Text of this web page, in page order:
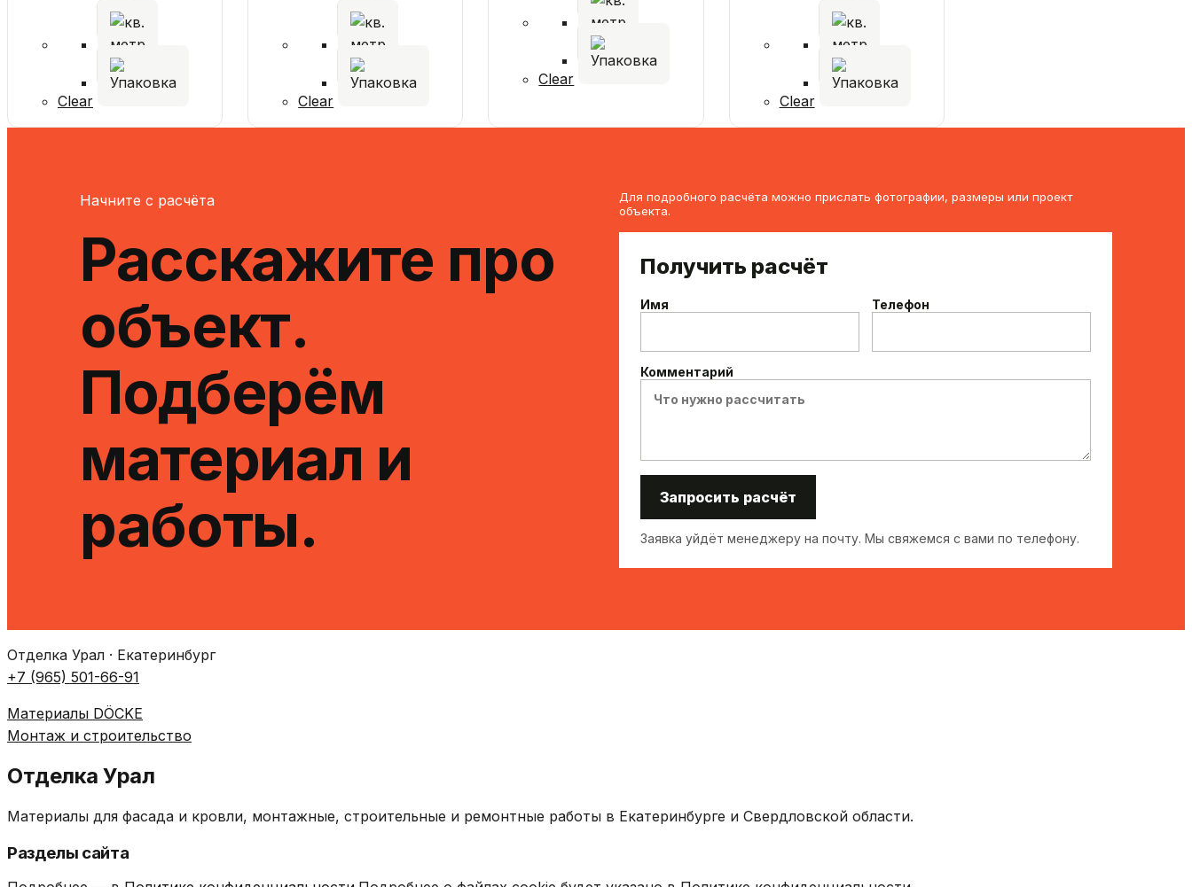
Clear Clear
Clear
Clear
Начните с расчёта
Расскажите про
объект.
Подберём
материал и
работы.
Для подробного расчёта можно прислать фотографии, размеры или проект
объекта.
Получить расчёт
Имя Телефон
Комментарий
Запросить расчёт
Заявка уйдёт менеджеру на почту. Мы свяжемся с вами по телефону.
Отделка Урал · Екатеринбург
+7 (965) 501-66-91
Материалы DÖCKE
Монтаж и строительство
Отделка Урал
Материалы для фасада и кровли, монтажные, строительные и ремонтные работы в Екатеринбурге и Свердловской области.
Разделы сайта